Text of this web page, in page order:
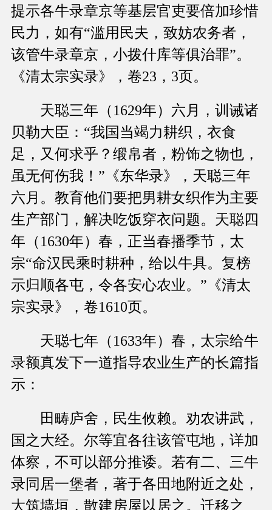
提示各牛录章京等基层官吏要倍加珍惜
民力，如有“滥用民夫，致妨农务者，
该管牛录章京，小拨什库等俱治罪”。
《清太宗实录》，卷23，3页。
天聪三年（1629年）六月，训诫诸
贝勒大臣：“我国当竭力耕织，衣食
足，又何求乎？缎帛者，粉饰之物也，
虽无何伤我！”《东华录》，天聪三年
六月。教育他们要把男耕女织作为主要
生产部门，解决吃饭穿衣问题。天聪四
年（1630年）春，正当春播季节，太
宗“命汉民乘时耕种，给以牛具。复榜
示归顺各屯，令各安心农业。”《清太
宗实录》，卷1610页。
天聪七年（1633年）春，太宗给牛
录额真发下一道指导农业生产的长篇指
示：
田畴庐舍，民生攸赖。劝农讲武，
国之大经。尔等宜各往该管屯地，详加
体察，不可以部分推诿。若有二、三牛
录同居一堡者，著于各田地附近之处，
大筑墙垣，散建房屋以居之。迁移之